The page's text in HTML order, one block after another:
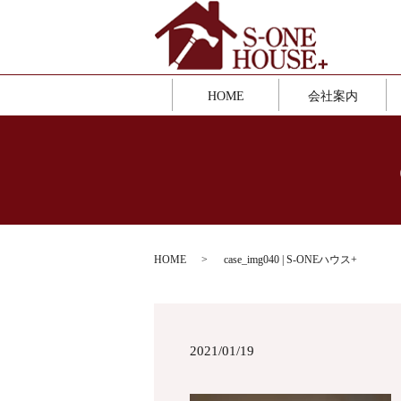
HOME 会社案内
HOME case_img040 | S-ONEハウス+
2021/01/19